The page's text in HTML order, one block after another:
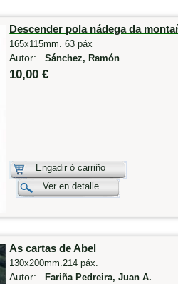
Descender pola nádega da
165x115mm. 63 páx
Autor:Sánchez, Ramón
10,00 €
Engadir ó carriño
Ver en detalle
As cartas de Abel
130x200mm.214 páx.
Autor:Fariña Pedreira, Juan A.